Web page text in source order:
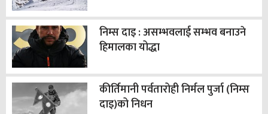
निम्स दाइ : असम्भवलाई सम्भव बनाउने
हिमालका योद्धा
कीर्तिमानी पर्वतारोही निर्मल पुर्जा (निम्स
दाइ)को निधन